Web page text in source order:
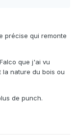
précise qui remonte
que j'ai vu
nature du bois ou
de punch.